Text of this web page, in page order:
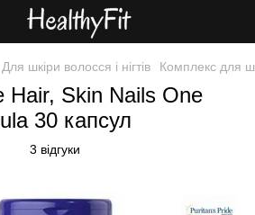
Для шкіри волосся і нігтів Комплекс для
Hair, Skin Nails One
30 капсул
3 відгуки